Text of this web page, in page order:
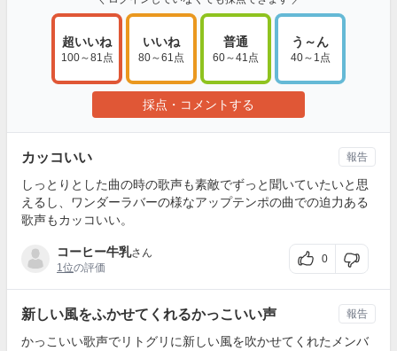
超いいね
100～81点
いいね
80～61点
普通
60～41点
う～ん
40～1点
採点・コメントする
カッコいい
しっとりとした曲の時の歌声も素敵でずっと聞いていたいと思
えるし、ワンダーラバーの様なアップテンポの曲での迫力ある
歌声もカッコいい。
コーヒー牛乳さん
1位の評価
0
報告
新しい風をふかせてくれるかっこいい声
かっこいい歌声でリトグリに新しい風を吹かせてくれたメンバ
報告